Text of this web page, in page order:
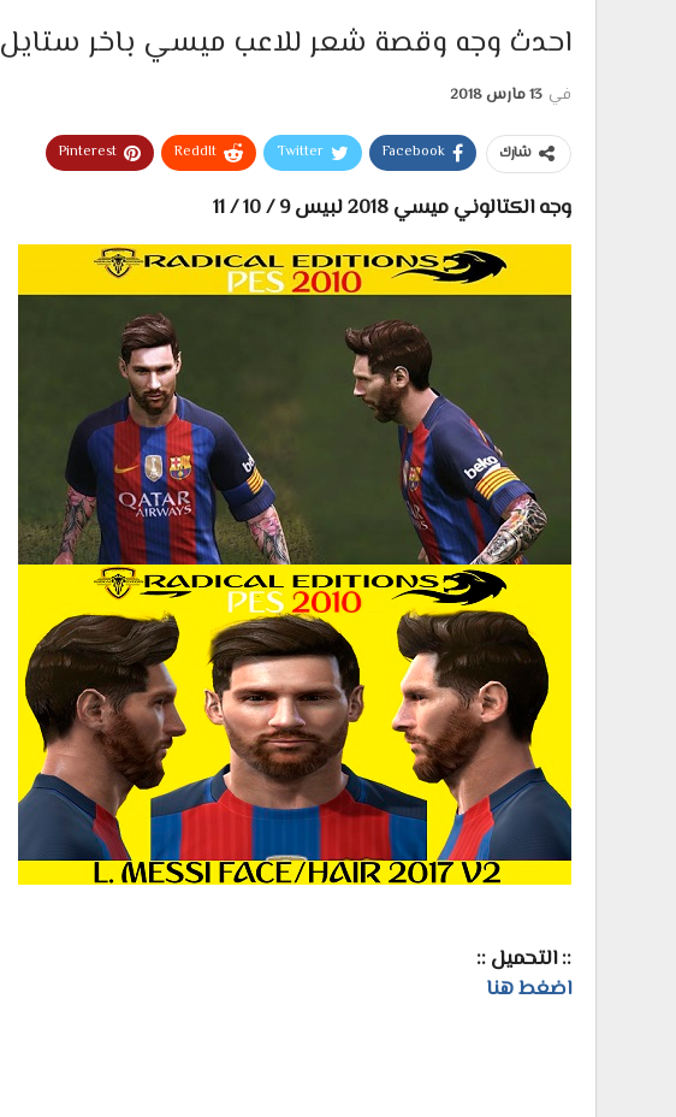
احدث وجه وقصة شعر للاعب ميسي باخر ستايل 2018 لبيس 10
في 13 مارس 2018
شارك Facebook
Twitter
ReddIt
Pinterest
وجه الكتالوني ميسي 2018 لبيس 9 / 10 / 11
:: التحميل ::
اضغط هنا